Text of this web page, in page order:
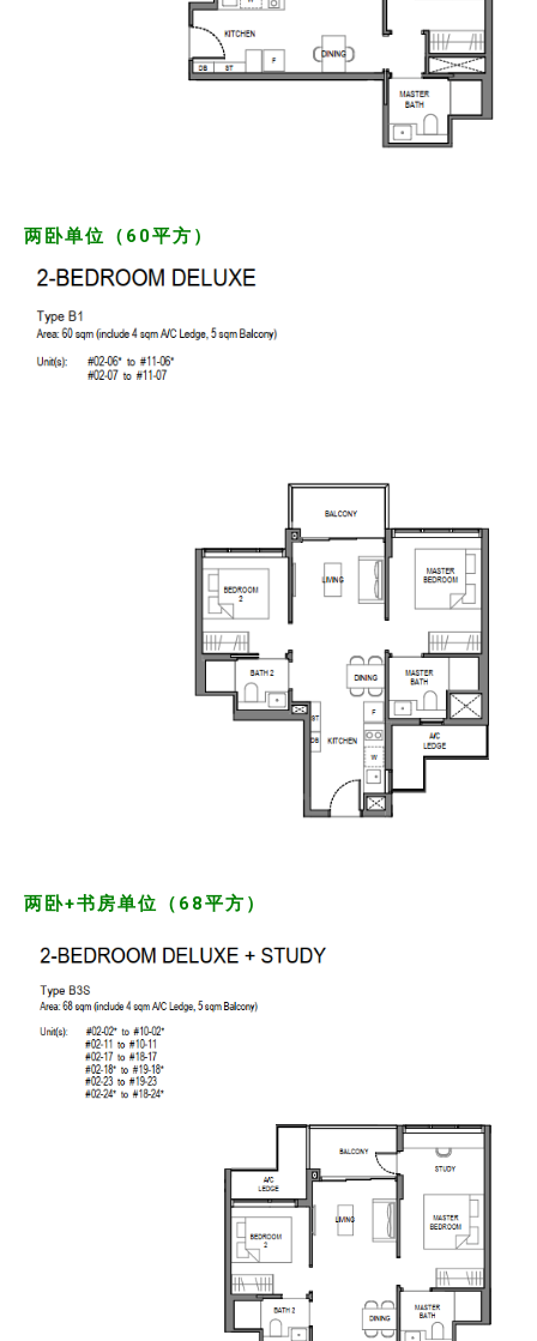
两卧单位（60平方）
两卧+书房单位（68平方）